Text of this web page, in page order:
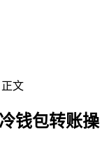
正文
钱包转账操